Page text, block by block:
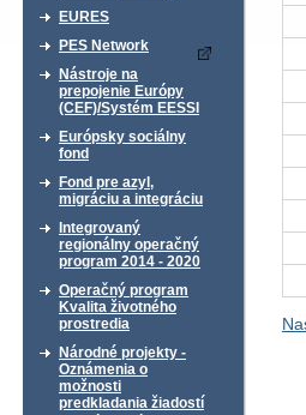
EURES
PES Network
Nástroje na
prepojenie Európy
(CEF)/Systém EESSI
Európsky sociálny
fond
Fond pre azyl,
migráciu a integráciu
Integrovaný
regionálny operačný
program 2014 - 2020
Operačný program
Kvalita životného
prostredia
Národné projekty -
Oznámenia o
možnosti
predkladania žiadostí